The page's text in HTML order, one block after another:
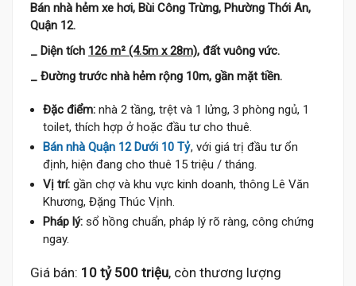
Bán nhà hẻm xe hơi, Bùi Công Trừng, Phường Thới An,
Quận 12.
_ Diện tích 126 m² (4.5m x 28m), đất vuông vức.
_ Đường trước nhà hẻm rộng 10m, gần mặt tiền.
Đặc điểm: nhà 2 tầng, trệt và 1 lửng, 3 phòng ngủ, 1
toilet, thích hợp ở hoặc đầu tư cho thuê.
Bán nhà Quận 12 Dưới 10 Tỷ, với giá trị đầu tư ổn
định, hiện đang cho thuê 15 triệu / tháng.
Vị trí: gần chợ và khu vực kinh doanh, thông Lê Văn
Khương, Đặng Thúc Vịnh.
Pháp lý: sổ hồng chuẩn, pháp lý rõ ràng, công chứng
ngay.
Giá bán: 10 tỷ 500 triệu, còn thương lượng